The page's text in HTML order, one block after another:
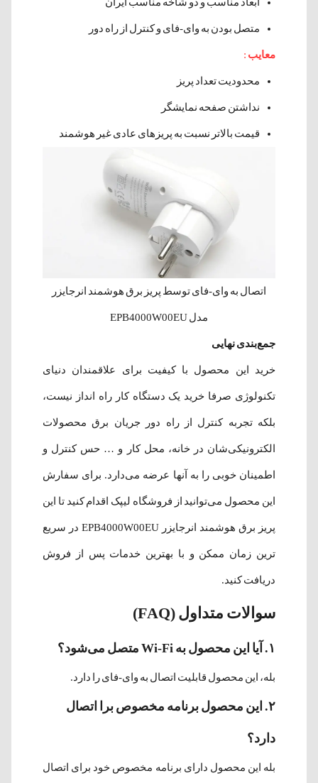
متصل بودن به وای-فای و کنترل از راه دور
معایب :
محدودیت تعداد پریز
نداشتن صفحه نمایشگر
قیمت بالاتر نسبت به پریزهای عادی غیر هوشمند
اتصال به وای-فای توسط پریز برق هوشمند انرجایزر
مدل EPB4000W00EU
جمع‌بندی نهایی
خرید این محصول با کیفیت برای علاقمندان دنیای
تکنولوژی صرفا خرید یک دستگاه کار راه انداز نیست،
بلکه تجربه کنترل از راه دور جریان برق محصولات
الکترونیکی‌شان در خانه، محل کار و … حس کنترل و
اطمینان خوبی را به آنها عرضه می‌دارد. برای سفارش
این محصول می‌توانید از فروشگاه لیپک اقدام کنید تا این
پریز برق هوشمند انرجایزر EPB4000W00EU در سریع
ترین زمان ممکن و با بهترین خدمات پس از فروش
دریافت کنید.
سوالات متداول (FAQ)
۱. آیا این محصول به Wi-Fi متصل می‌شود؟
بله، این محصول قابلیت اتصال به وای-فای را دارد.
۲. این محصول برنامه مخصوص برا اتصال
دارد؟
بله این محصول دارای برنامه مخصوص خود برای اتصال